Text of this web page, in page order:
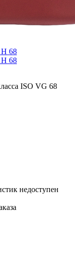
ISO VG 68
недоступен